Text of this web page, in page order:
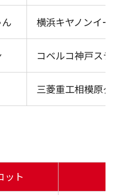
横浜キヤノンイー
コベルコ神戸ステ
三菱重工相模原ダ
ット